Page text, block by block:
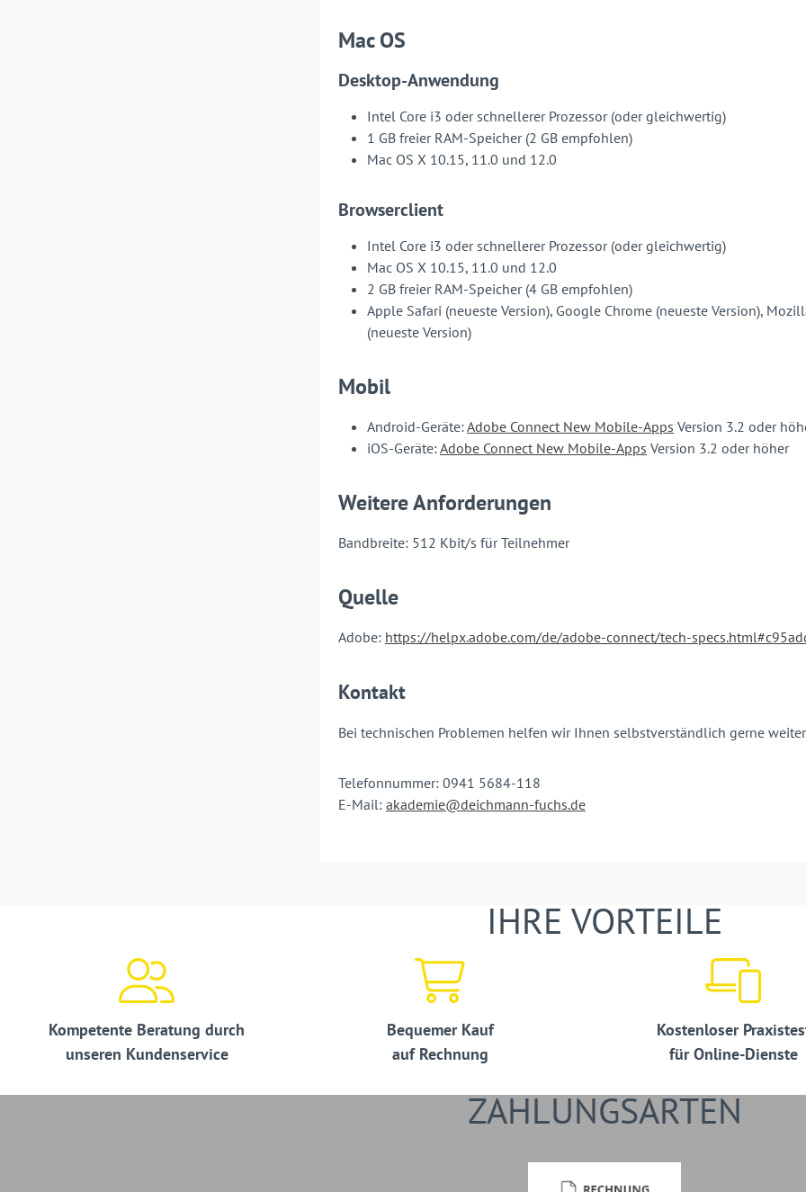
Mac OS
Desktop-Anwendung
Intel Core i3 oder schnellerer Prozessor (oder gleichwertig)
1 GB freier RAM-Speicher (2 GB empfohlen)
Mac OS X 10.15, 11.0 und 12.0
Browserclient
Intel Core i3 oder schnellerer Prozessor (oder gleichwertig)
Mac OS X 10.15, 11.0 und 12.0
2 GB freier RAM-Speicher (4 GB empfohlen)
Apple Safari (neueste Version), Google Chrome (neueste Version),
(neueste Version)
Mobil
Android-Geräte:Adobe Connect New Mobile-Apps Version 3.2 oder
iOS-Geräte:Adobe Connect New Mobile-Apps Version 3.2 oder höher
Weitere Anforderungen
Bandbreite: 512 Kbit/s für Teilnehmer
Quelle
Adobe: https://helpx.adobe.com/de/adobe-connect/tech-
Kontakt
Bei technischen Problemen helfen wir Ihnen selbstverständlich gerne
Telefonnummer: 0941 5684-118
E-Mail: akademie@deichmann-fuchs.de
IHRE VORTEILE
Kompetente Beratung durch
unseren Kundenservice
Bequemer Kauf
auf Rechnung
Kostenloser
für Online-Dienste
ZAHLUNGSARTEN